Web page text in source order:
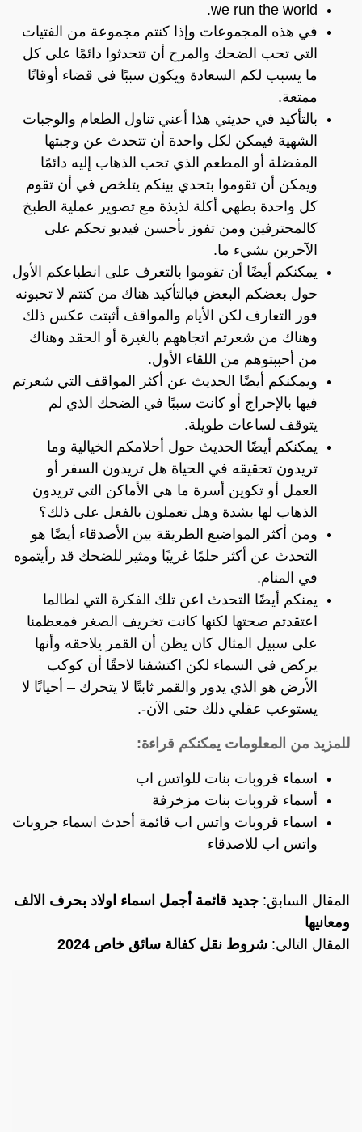
we run the world.
في هذه المجموعات وإذا كنتم مجموعة من الفتيات
التي تحب الضحك والمرح أن تتحدثوا دائمًا على كل
ما يسبب لكم السعادة ويكون سببًا في قضاء أوقاتًا
ممتعة.
بالتأكيد في حديثي هذا أعني تناول الطعام والوجبات
الشهية فيمكن لكل واحدة أن تتحدث عن وجبتها
المفضلة أو المطعم الذي تحب الذهاب إليه دائمًا
ويمكن أن تقوموا بتحدي بينكم يتلخص في أن تقوم
كل واحدة بطهي أكلة لذيذة مع تصوير عملية الطبخ
كالمحترفين ومن تفوز بأحسن فيديو تحكم على
الآخرين بشيء ما.
يمكنكم أيضًا أن تقوموا بالتعرف على انطباعكم الأول
حول بعضكم البعض فبالتأكيد هناك من كنتم لا تحبونه
فور التعارف لكن الأيام والمواقف أثبتت عكس ذلك
وهناك من شعرتم اتجاههم بالغيرة أو الحقد وهناك
من أحببتوهم من اللقاء الأول.
ويمكنكم أيضًا الحديث عن أكثر المواقف التي شعرتم
فيها بالإحراج أو كانت سببًا في الضحك الذي لم
يتوقف لساعات طويلة.
يمكنكم أيضًا الحديث حول أحلامكم الخيالية وما
تريدون تحقيقه في الحياة هل تريدون السفر أو
العمل أو تكوين أسرة ما هي الأماكن التي تريدون
الذهاب لها بشدة وهل تعملون بالفعل على ذلك؟
ومن أكثر المواضيع الطريقة بين الأصدقاء أيضًا هو
التحدث عن أكثر حلمًا غريبًا ومثير للضحك قد رأيتموه
في المنام.
يمنكم أيضًا التحدث اعن تلك الفكرة التي لطالما
اعتقدتم صحتها لكنها كانت تخريف الصغر فمعظمنا
على سبيل المثال كان يظن أن القمر يلاحقه وأنها
يركض في السماء لكن اكتشفنا لاحقًا أن كوكب
الأرض هو الذي يدور والقمر ثابتًا لا يتحرك – أحيانًا لا
يستوعب عقلي ذلك حتى الآن-.
للمزيد من المعلومات يمكنكم قراءة:
اسماء قروبات بنات للواتس اب
أسماء قروبات بنات مزخرفة
اسماء قروبات واتس اب قائمة أحدث اسماء جروبات
واتس اب للاصدقاء
المقال السابق: جديد قائمة أجمل اسماء اولاد بحرف الالف
ومعانيها
المقال التالي: شروط نقل كفالة سائق خاص 2024